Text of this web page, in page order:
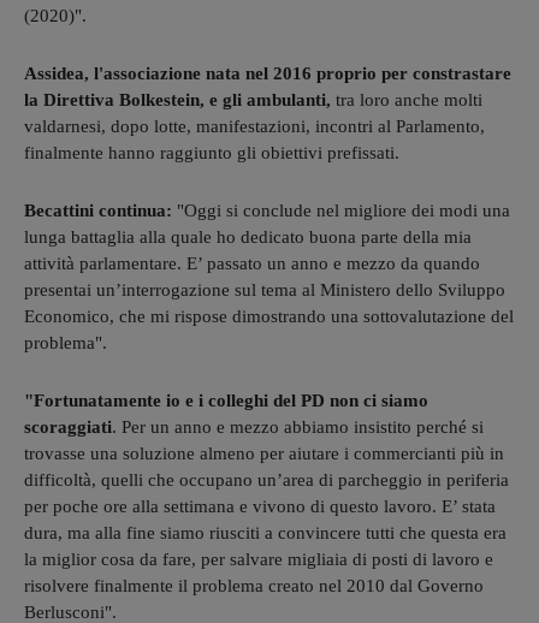
(2020)".
Assidea, l'associazione nata nel 2016 proprio per constrastare
la Direttiva Bolkestein, e gli ambulanti, tra loro anche molti
valdarnesi, dopo lotte, manifestazioni, incontri al Parlamento,
finalmente hanno raggiunto gli obiettivi prefissati.
Becattini continua: "Oggi si conclude nel migliore dei modi una
lunga battaglia alla quale ho dedicato buona parte della mia
attività parlamentare. E’ passato un anno e mezzo da quando
presentai un’interrogazione sul tema al Ministero dello Sviluppo
Economico, che mi rispose dimostrando una sottovalutazione del
problema".
"Fortunatamente io e i colleghi del PD non ci siamo
scoraggiati. Per un anno e mezzo abbiamo insistito perché si
trovasse una soluzione almeno per aiutare i commercianti più in
difficoltà, quelli che occupano un’area di parcheggio in periferia
per poche ore alla settimana e vivono di questo lavoro. E’ stata
dura, ma alla fine siamo riusciti a convincere tutti che questa era
la miglior cosa da fare, per salvare migliaia di posti di lavoro e
risolvere finalmente il problema creato nel 2010 dal Governo
Berlusconi".